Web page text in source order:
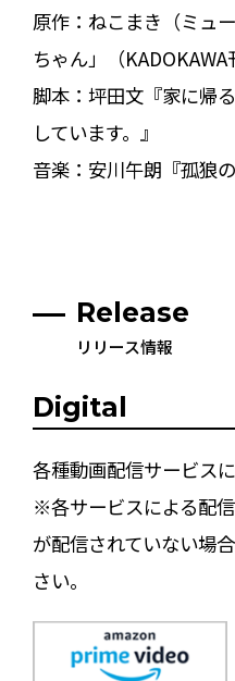
原作：ねこまき（ミュ
ちゃん」（KADOKAWA
脚本：坪田文『家に帰
しています。』
音楽：安川午朗『孤狼の
Release
リリース情報
Digital
各種動画配信サービス
※各サービスによる配
が配信されていない場
さい。